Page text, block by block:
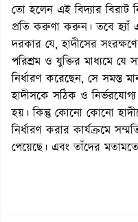
তো হলেন এই বিদ্যার বিরাট
প্রতি করুণা করুন। তবে হ্যাঁ
দরকার যে, হাদীসের
পরিশ্রম ও যুক্তির মাধ্যমে যে
নির্ধারণ করেছেন, সে সমস্ত
হাদীসকে সঠিক ও
হয়। কিন্তু কোনো কোনো
নির্ধারণ করার কার্যক্রমে
পেয়েছে। এবং তাঁদের